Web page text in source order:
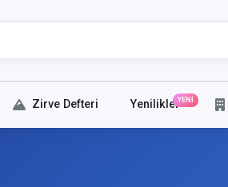
Zirve Defteri YeniliklerYENİ